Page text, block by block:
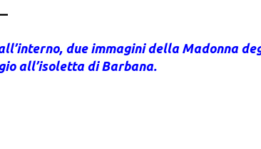
due immagini della Madonna
all’isoletta di Barbana.